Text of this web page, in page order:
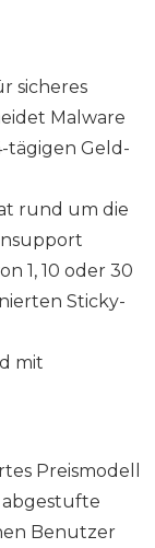
sicheres
Malware
tägigen Geld-
rund um die
1, 10 oder 30
Sticky-
mit
Preismodell
abgestufte
Benutzer